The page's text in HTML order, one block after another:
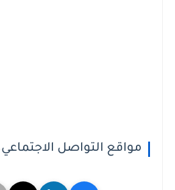
مواقع التواصل الاجتماعي